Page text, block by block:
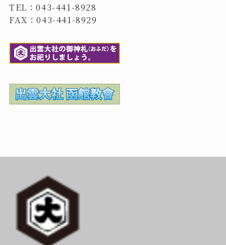
TEL：043-441-8928
FAX：043-441-8929